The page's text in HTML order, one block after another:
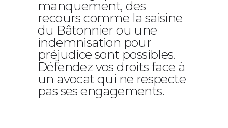
manquement, des
recours comme la saisine
du Bâtonnier ou une
indemnisation pour
préjudice sont possibles.
Défendez vos droits face à
un avocat qui ne respecte
pas ses engagements.